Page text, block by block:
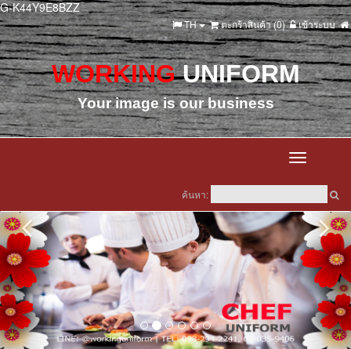
G-K44Y9E8BZZ
เข้าระบบ
ตะกร้าสินค้า (0)
TH
WORKING UNIFORM
Your image is our business
Toggle
ค้นหา: